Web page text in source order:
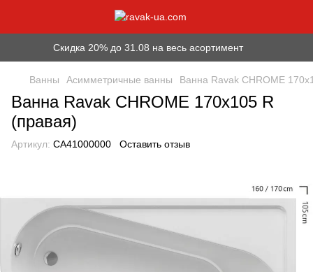
Скидка 20% до 31.08 на весь асортимент
Ванны Асимметричные ванны Ванна Ravak CHROME
Ванна Ravak CHROME 170x105 R
(правая)
Артикул: CA41000000 Оставить отзыв